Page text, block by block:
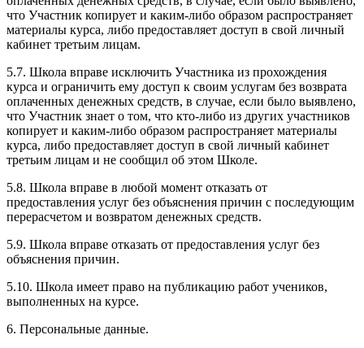
что Участник копирует и каким-либо образом распространяет
материалы курса, либо предоставляет доступ в свой личный
кабинет третьим лицам.
5.7. Школа вправе исключить Участника из прохождения
курса и ограничить ему доступ к своим услугам без возврата
оплаченных денежных средств, в случае, если было выявлено,
что Участник знает о том, что кто-либо из других участников
копирует и каким-либо образом распространяет материалы
курса, либо предоставляет доступ в свой личный кабинет
третьим лицам и не сообщил об этом Школе.
5.8. Школа вправе в любой момент отказать от
предоставления услуг без объяснения причин с последующим
перерасчетом и возвратом денежных средств.
5.9. Школа вправе отказать от предоставления услуг без
объяснения причин.
5.10. Школа имеет право на публикацию работ учеников,
выполненных на курсе.
6. Персональные данные.